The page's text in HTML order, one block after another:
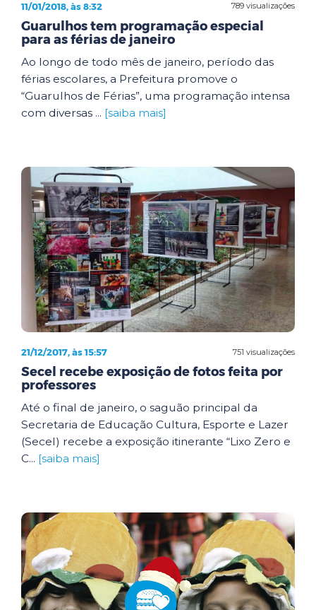
789 visualizações
11/01/2018, às 8:32
Guarulhos tem programação especial
para as férias de janeiro
Ao longo de todo mês de janeiro, período das
férias escolares, a Prefeitura promove o
“Guarulhos de Férias”, uma programação intensa
com diversas ... [saiba mais]
751 visualizações
21/12/2017, às 15:57
Secel recebe exposição de fotos feita por
professores
Até o final de janeiro, o saguão principal da
Secretaria de Educação Cultura, Esporte e Lazer
(Secel) recebe a exposição itinerante “Lixo Zero e
C... [saiba mais]